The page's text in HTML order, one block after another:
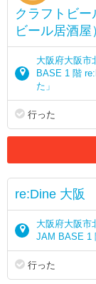
クラフトビー
ビール居酒屋
大阪府大阪
BASE 1 階
た」
行った
re:Dine 大阪
大阪府大阪
JAM BASE 1
行った